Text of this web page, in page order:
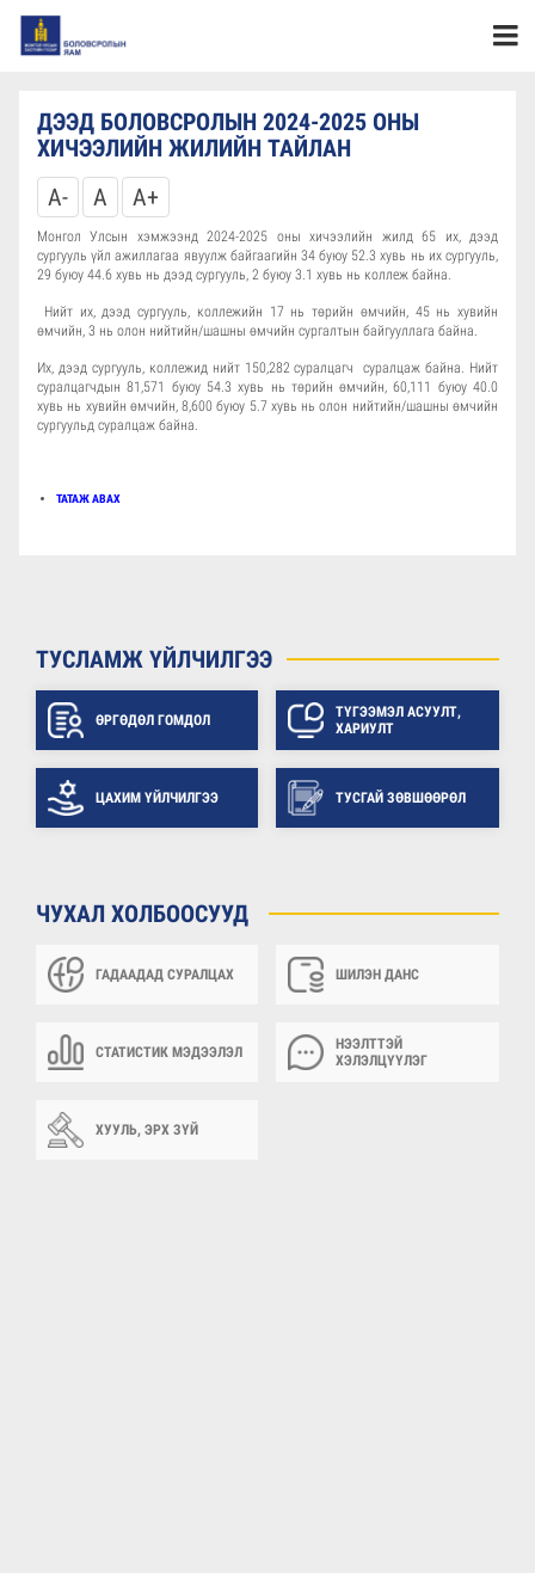
ДЭЭД БОЛОВСРОЛЫН 2024-2025 ОНЫ
ХИЧЭЭЛИЙН ЖИЛИЙН ТАЙЛАН
A-
A A+
Монгол Улсын хэмжээнд 2024-2025 оны хичээлийн жилд 65 их, дээд
сургууль үйл ажиллагаа явуулж байгаагийн 34 буюу 52.3 хувь нь их сургууль,
29 буюу 44.6 хувь нь дээд сургууль, 2 буюу 3.1 хувь нь коллеж байна.
Нийт их, дээд сургууль, коллежийн 17 нь төрийн өмчийн, 45 нь хувийн
өмчийн, 3 нь олон нийтийн/шашны өмчийн сургалтын байгууллага байна.
Их, дээд сургууль, коллежид нийт 150,282 суралцагч суралцаж байна. Нийт
суралцагчдын 81,571 буюу 54.3 хувь нь төрийн өмчийн, 60,111 буюу 40.0
хувь нь хувийн өмчийн, 8,600 буюу 5.7 хувь нь олон нийтийн/шашны өмчийн
сургуульд суралцаж байна.
ТАТАЖ АВАХ
ТУСЛАМЖ ҮЙЛЧИЛГЭЭ
ӨРГӨДӨЛ ГОМДОЛ
ТҮГЭЭМЭЛ АСУУЛТ,
ХАРИУЛТ
ЦАХИМ ҮЙЛЧИЛГЭЭ ТУСГАЙ ЗӨВШӨӨРӨЛ
ЧУХАЛ ХОЛБООСУУД
ГАДААДАД СУРАЛЦАХ ШИЛЭН ДАНС
СТАТИСТИК МЭДЭЭЛЭЛ
НЭЭЛТТЭЙ
ХЭЛЭЛЦҮҮЛЭГ
ХУУЛЬ, ЭРХ ЗҮЙ